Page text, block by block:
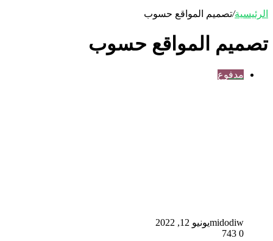
الرئيسية/تصميم المواقع حسوب
تصميم المواقع حسوب
مدفوع
midodiwيونيو 12, 2022
0